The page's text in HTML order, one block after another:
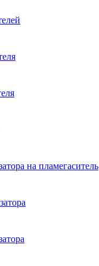
на пламегаситель